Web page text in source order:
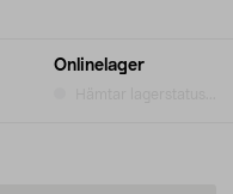
Onlinelager